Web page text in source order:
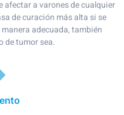
afectar a varones de cualquier
de curación más alta si se
adecuada, también
de tumor sea.